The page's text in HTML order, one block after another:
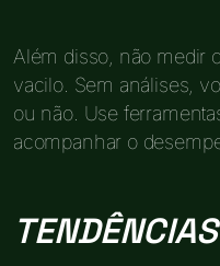
Além disso, não medir
vacilo. Sem análises,
ou não. Use
acompanhar o